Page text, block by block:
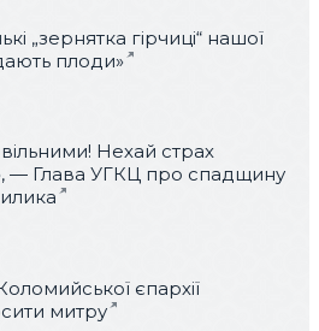
„зернятка гірчиці“ нашої
плоди»
Нехай страх
— Глава УГКЦ про спадщину
єпархії
митру